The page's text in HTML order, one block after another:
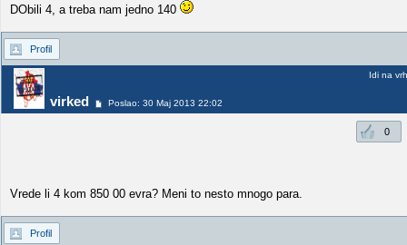
DObili 4, a treba nam jedno 140
Profil
virked Poslao: 30 Maj 2013 22:02
Idi na vrh
0
Vrede li 4 kom 850 00 evra? Meni to nesto mnogo para.
Profil